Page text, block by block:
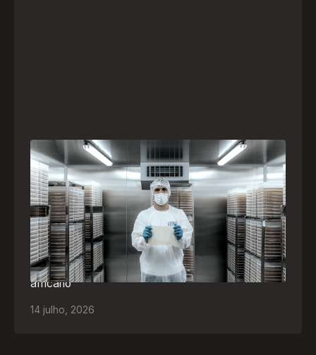
A paranaense Vuelo Pharma é uma das 13
empresas brasileiras selecionadas para
representar o Brasil na maior feira de
negócios de Angola
Empresa participará da FILDA 2026, em Luanda,
levando tecnologias brasileiras para tratamento de
feridas, ostomia e proteção cutânea ao mercado
africano
14 julho 2026